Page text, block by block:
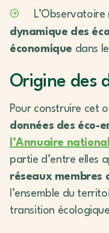
L’Observatoire
dynamique des
économique dans
Origine des
Pour construire cet
données des éco-
l’Annuaire
partie d’entre elles
réseaux membres
l’ensemble du
transition